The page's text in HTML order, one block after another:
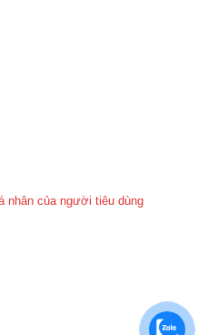
nhân của người tiêu dùng